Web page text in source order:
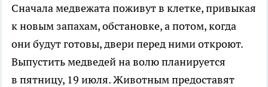
Сначала медвежата поживут в клетке, привыкая
к новым запахам, обстановке, а потом, когда
они будут готовы, двери перед ними откроют.
Выпустить медведей на волю планируется
в пятницу, 19 июля. Животным предоставят